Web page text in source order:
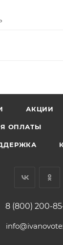
АКЦИИ
ОПЛАТЫ
8 (800) 200-